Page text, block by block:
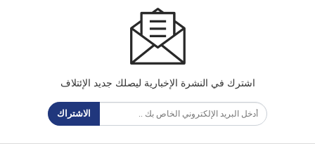
اشترك في النشرة الإخبارية ليصلك جديد الإئتلاف
الاشتراك